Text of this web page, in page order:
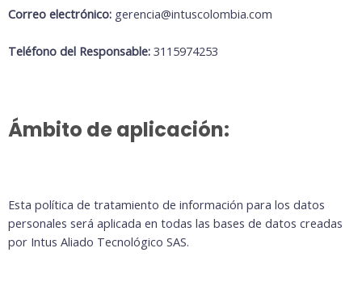
Correo electrónico: gerencia@intuscolombia.com
Teléfono del Responsable: 3115974253
Ámbito de aplicación:
Esta política de tratamiento de información para los datos
personales será aplicada en todas las bases de datos creadas
por Intus Aliado Tecnológico SAS.